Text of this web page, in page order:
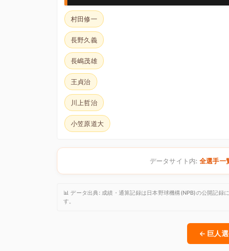
村田修一
長野久義
長嶋茂雄
王貞治
川上哲治
小笠原道大
データサイト内: 全選手一
📊 データ出典: 成績・通算記録は日本野球機構(NPB)の公開記録
す。
← 巨人選